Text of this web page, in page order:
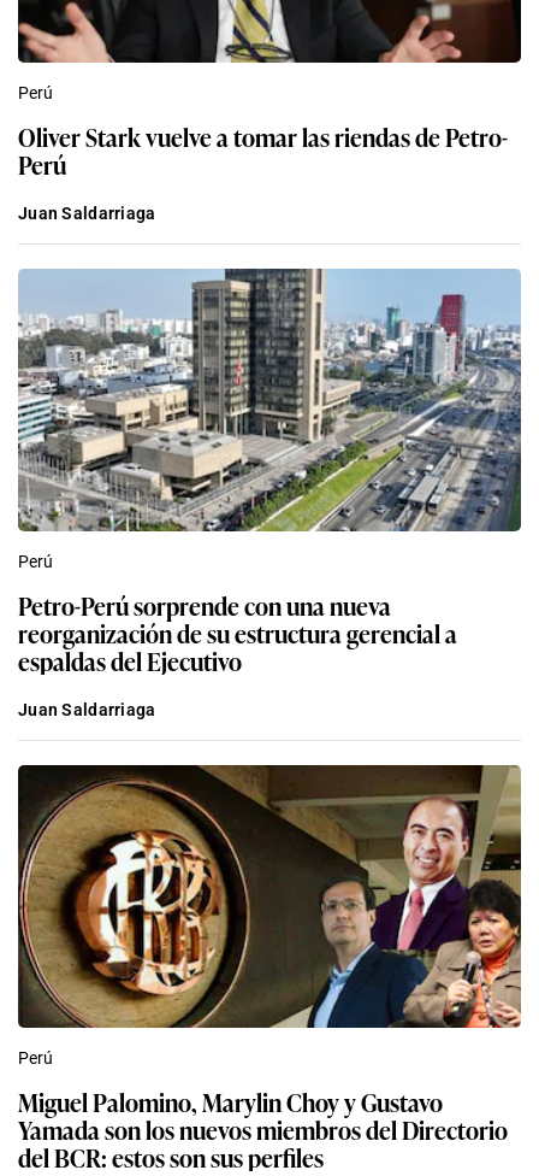
Perú
Oliver Stark vuelve a tomar las riendas de Petro-
Perú
Juan Saldarriaga
Perú
Petro-Perú sorprende con una nueva
reorganización de su estructura gerencial a
espaldas del Ejecutivo
Juan Saldarriaga
Perú
Miguel Palomino, Marylin Choy y Gustavo
Yamada son los nuevos miembros del Directorio
del BCR: estos son sus perfiles